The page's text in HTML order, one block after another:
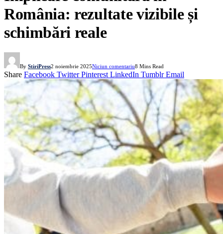
România: rezultate vizibile și
schimbări reale
By StiriPress2 noiembrie 2025Niciun comentariu8 Mins Read
Share Facebook Twitter Pinterest LinkedIn Tumblr Email